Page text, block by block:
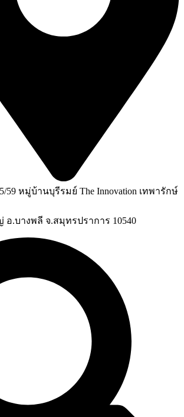
59 หมู่บ้านบุรีรมย์ The Innovation เทพารักษ์
อ.บางพลี จ.สมุทรปราการ 10540